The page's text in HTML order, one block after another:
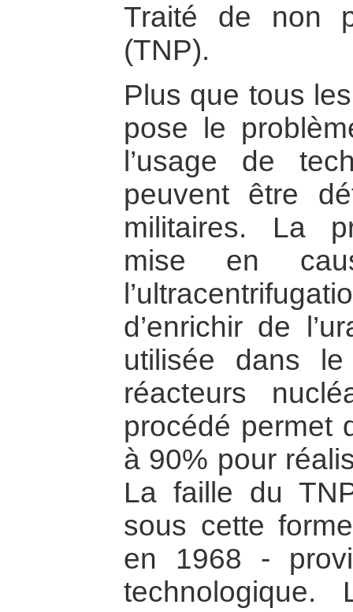
Traité de non
(TNP).
Plus que tous
pose le
l’usage de
peuvent être
militaires. La
mise en
d’enrichir de
utilisée dans le
réacteurs
procédé permet
à 90% pour
La faille du
sous cette
en 1968 -